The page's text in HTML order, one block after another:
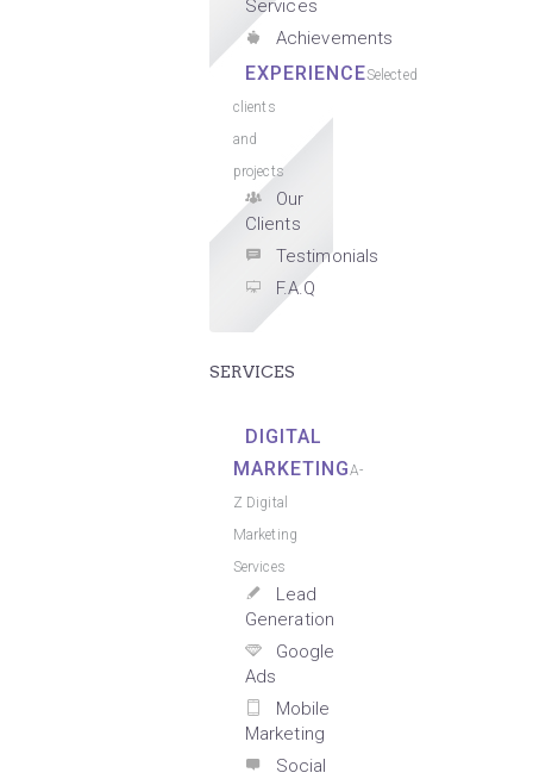
Services
Achievements
EXPERIENCESelected
clients
and
projects
Our
Clients
Testimonials
F.A.Q
SERVICES
DIGITAL
MARKETINGA-
Z Digital
Marketing
Services
Lead
Generation
Google
Ads
Mobile
Marketing
Social